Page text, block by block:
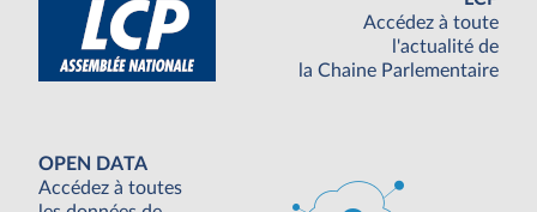
Accédez à toute
l'actualité de
la Chaine Parlementaire
OPEN DATA
Accédez à toutes